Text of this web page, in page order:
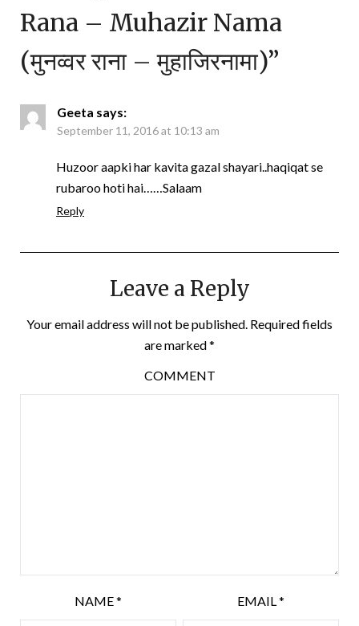
Rana – Muhazir Nama
(मुनव्वर राना – मुहाजिरनामा)”
Geeta says:
September 11, 2016 at 10:13 am
Huzoor aapki har kavita gazal shayari..haqiqat se
rubaroo hoti hai……Salaam
Reply
Leave a Reply
Your email address will not be published. Required fields
are marked*
COMMENT
NAME* EMAIL*